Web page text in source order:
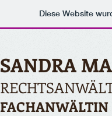
Diese Website
SANDRA
FACHANWÄLTIN